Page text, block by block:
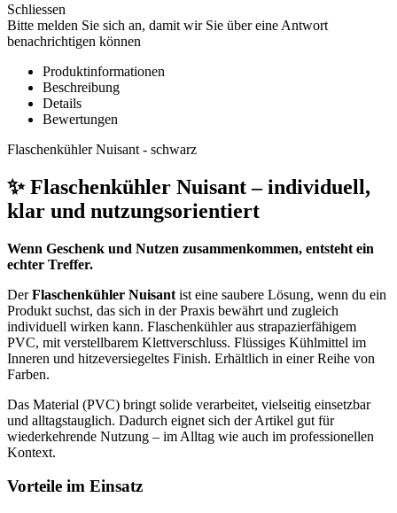
Schliessen
Bitte melden Sie sich an, damit wir Sie über eine Antwort
benachrichtigen können
Produktinformationen
Beschreibung
Details
Bewertungen
Flaschenkühler Nuisant - schwarz
✨ Flaschenkühler Nuisant – individuell,
klar und nutzungsorientiert
Wenn Geschenk und Nutzen zusammenkommen, entsteht ein
echter Treffer.
DerFlaschenkühler Nuisant ist eine saubere Lösung, wenn du ein
Produkt suchst, das sich in der Praxis bewährt und zugleich
individuell wirken kann. Flaschenkühler aus strapazierfähigem
PVC, mit verstellbarem Klettverschluss. Flüssiges Kühlmittel im
Inneren und hitzeversiegeltes Finish. Erhältlich in einer Reihe von
Farben.
Das Material (PVC) bringt solide verarbeitet, vielseitig einsetzbar
und alltagstauglich. Dadurch eignet sich der Artikel gut für
wiederkehrende Nutzung – im Alltag wie auch im professionellen
Kontext.
Vorteile im Einsatz